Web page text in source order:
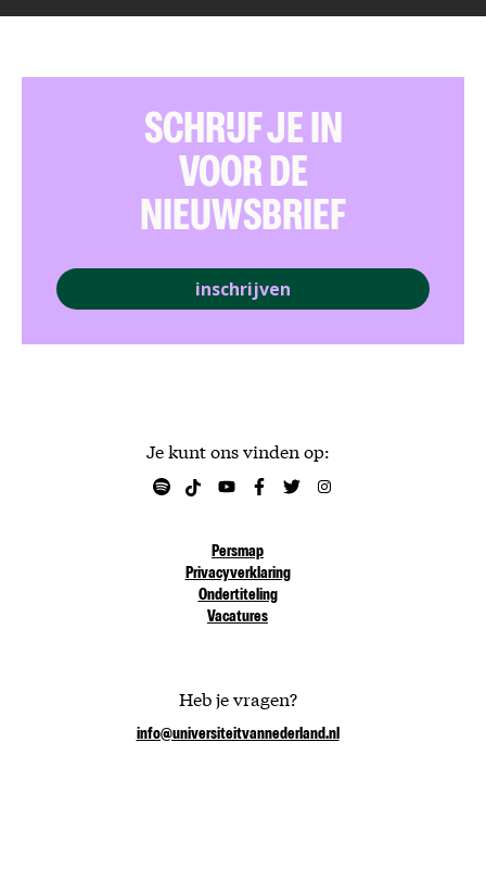
Je kunt ons vinden op:
Persmap
Privacyverklaring
Ondertiteling
Vacatures
Heb je vragen?
info@universiteitvannederland.nl
SCHRIJF JE IN
VOOR DE
NIEUWSBRIEF
inschrijven